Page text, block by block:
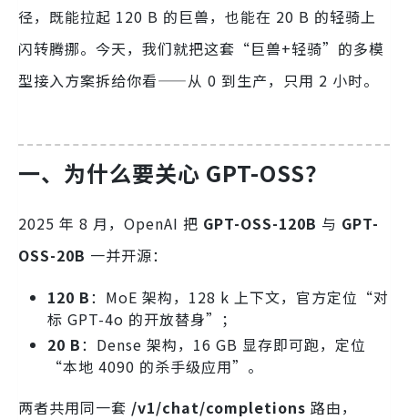
径，既能拉起 120 B 的巨兽，也能在 20 B 的轻骑上
闪转腾挪。今天，我们就把这套“巨兽+轻骑”的多模
型接入方案拆给你看——从 0 到生产，只用 2 小时。
一、为什么要关心 GPT-OSS？
2025 年 8 月，OpenAI 把 GPT-OSS-120B 与 GPT-
OSS-20B 一并开源：
120 B：MoE 架构，128 k 上下文，官方定位“对
标 GPT-4o 的开放替身”；
20 B：Dense 架构，16 GB 显存即可跑，定位
“本地 4090 的杀手级应用”。
两者共用同一套 /v1/chat/completions 路由，